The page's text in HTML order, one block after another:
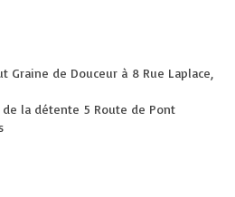
Graine de Douceur à 8 Rue Laplace,
de la détente 5 Route de Pont